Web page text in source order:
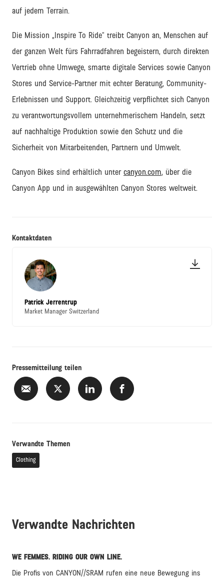
auf jedem Terrain.
Die Mission „Inspire To Ride“ treibt Canyon an, Menschen auf
der ganzen Welt fürs Fahrradfahren begeistern, durch direkten
Vertrieb ohne Umwege, smarte digitale Services sowie Canyon
Stores und Service-Partner mit echter Beratung, Community-
Erlebnissen und Support. Gleichzeitig verpflichtet sich Canyon
zu verantwortungsvollem unternehmerischem Handeln, setzt
auf nachhaltige Produktion sowie den Schutz und die
Sicherheit von Mitarbeitenden, Partnern und Umwelt.
Canyon Bikes sind erhältlich unter canyon.com, über die
Canyon App und in ausgewählten Canyon Stores weltweit.
Kontaktdaten
Patrick Jerrentrup
Market Manager Switzerland
Pressemitteilung teilen
Verwandte Themen
Clothing
Verwandte Nachrichten
WE FEMMES. RIDING OUR OWN LINE.
Die Profis von CANYON//SRAM rufen eine neue Bewegung ins